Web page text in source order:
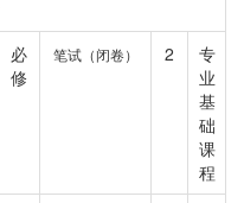
必
修
笔试（闭卷） 2
专
业
基
础
课
程